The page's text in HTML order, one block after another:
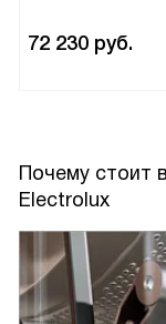
72 230 руб.
Почему стоит
Electrolux